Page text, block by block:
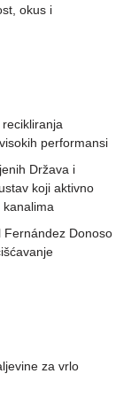
okus i
performansi
Država i
koji aktivno
Donoso
za vrlo